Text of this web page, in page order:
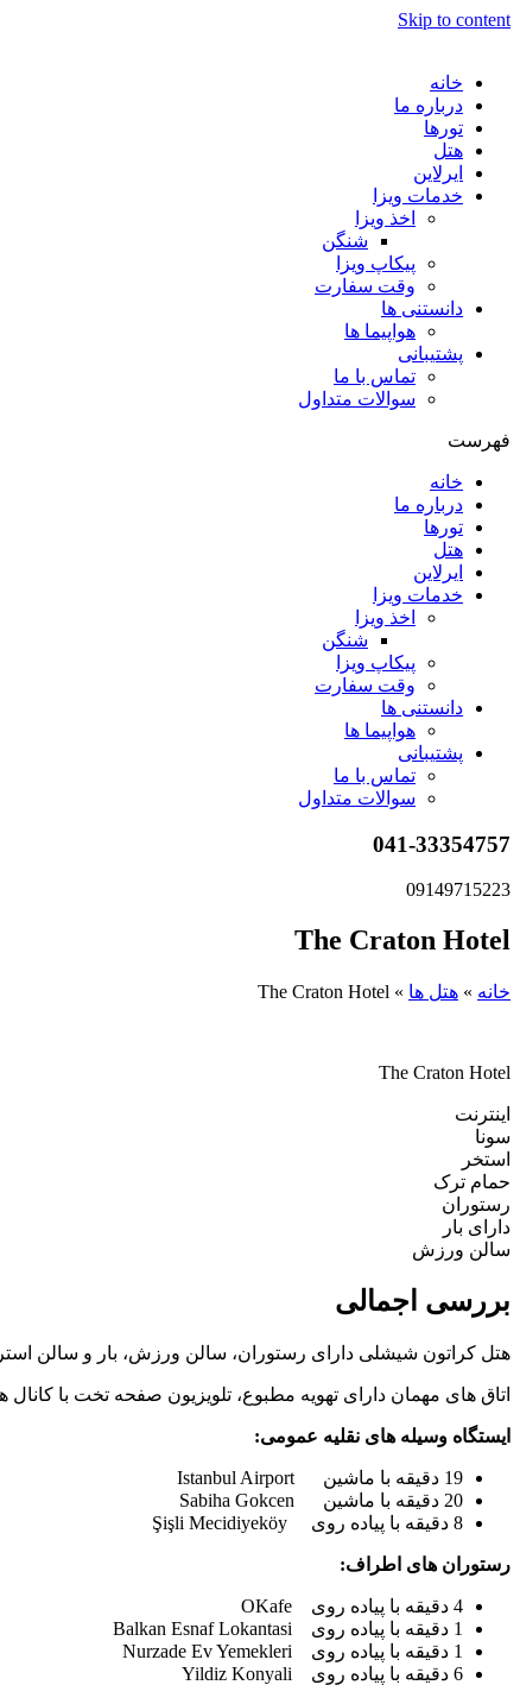
Skip to content
خانه
درباره ما
تورها
هتل
ایرلاین
خدمات ویزا
اخذ ویزا
شنگن
پیکاپ ویزا
وقت سفارت
دانستنی ها
هواپیما ها
پشتیبانی
تماس با ما
سوالات متداول
فهرست
خانه
درباره ما
تورها
هتل
ایرلاین
خدمات ویزا
اخذ ویزا
شنگن
پیکاپ ویزا
وقت سفارت
دانستنی ها
هواپیما ها
پشتیبانی
تماس با ما
سوالات متداول
041-33354757
09149715223
The Craton Hotel
خانه » هتل ها »
The Craton Hotel
The Craton Hotel
اینترنت
سونا
استخر
حمام ترک
رستوران
دارای بار
سالن ورزش
بررسی اجمالی
هتل کراتون شیشلی دارای رستوران، سالن ورزش، بار و سالن استراحت مشترک می باشد.این
اتاق های مهمان دارای تهویه مطبوع، تلویزیون صفحه تخت با
ایستگاه وسیله های نقلیه عمومی:
19 دقیقه با ماشین Istanbul Airport
20 دقیقه با ماشین Sabiha Gokcen
8 دقیقه با پیاده روی Şişli Mecidiyeköy
رستوران های اطراف:
4 دقیقه با پیاده روی OKafe
1 دقیقه با پیاده روی Balkan Esnaf Lokantasi
1 دقیقه با پیاده روی Nurzade Ev Yemekleri
6 دقیقه با پیاده روی Yildiz Konyali